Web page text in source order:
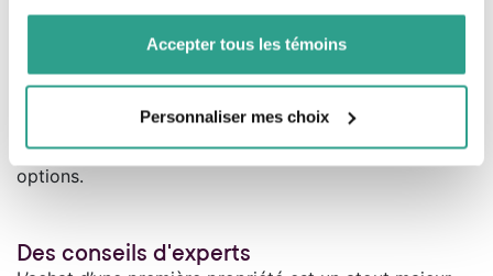
de votre utilisation de leurs services.
Accepter tous les témoins
Personnaliser mes choix
Qu’est-ce qui convient le mieux à votre situation?
Connaissez-vous votre capacité réelle de
remboursement? Comprenez-vous bien les
implications financières de vos choix? L’impact de
votre investissement immobilier? Avant de vous
engager dans ce grand changement de style de vie, il
est primordial de bien analyser vos différentes
options.
Des conseils d'experts